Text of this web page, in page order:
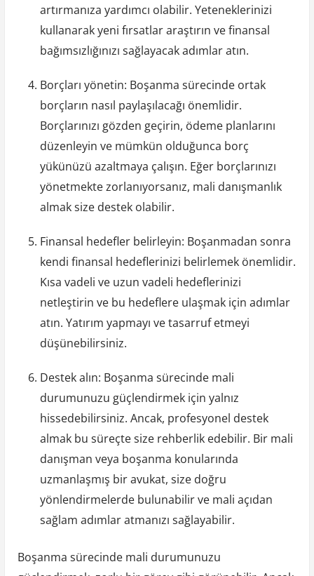
artırmanıza yardımcı olabilir. Yeteneklerinizi
kullanarak yeni fırsatlar araştırın ve finansal
bağımsızlığınızı sağlayacak adımlar atın.
Borçları yönetin: Boşanma sürecinde ortak
borçların nasıl paylaşılacağı önemlidir.
Borçlarınızı gözden geçirin, ödeme planlarını
düzenleyin ve mümkün olduğunca borç
yükünüzü azaltmaya çalışın. Eğer borçlarınızı
yönetmekte zorlanıyorsanız, mali danışmanlık
almak size destek olabilir.
Finansal hedefler belirleyin: Boşanmadan sonra
kendi finansal hedeflerinizi belirlemek önemlidir.
Kısa vadeli ve uzun vadeli hedeflerinizi
netleştirin ve bu hedeflere ulaşmak için adımlar
atın. Yatırım yapmayı ve tasarruf etmeyi
düşünebilirsiniz.
Destek alın: Boşanma sürecinde mali
durumunuzu güçlendirmek için yalnız
hissedebilirsiniz. Ancak, profesyonel destek
almak bu süreçte size rehberlik edebilir. Bir mali
danışman veya boşanma konularında
uzmanlaşmış bir avukat, size doğru
yönlendirmelerde bulunabilir ve mali açıdan
sağlam adımlar atmanızı sağlayabilir.
Boşanma sürecinde mali durumunuzu